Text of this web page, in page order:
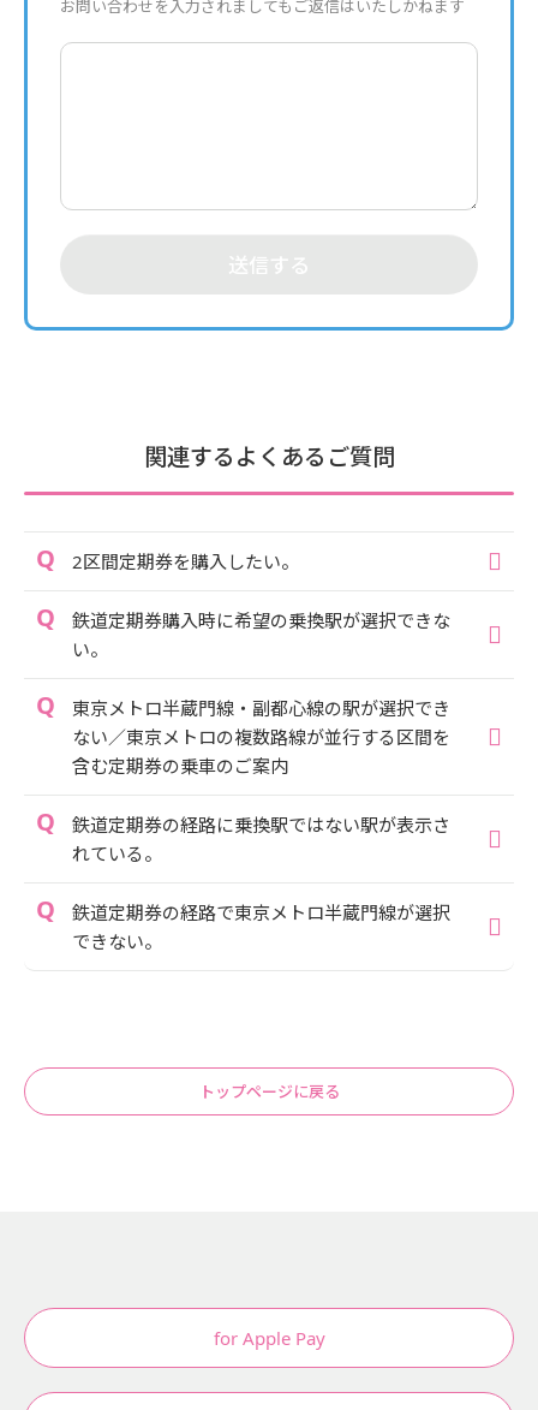
お問い合わせを入力されましてもご返信はいたしかねます
送信する
関連するよくあるご質問
2区間定期券を購入したい。
鉄道定期券購入時に希望の乗換駅が選択できな
い。
東京メトロ半蔵門線・副都心線の駅が選択でき
ない／東京メトロの複数路線が並行する区間を
含む定期券の乗車のご案内
鉄道定期券の経路に乗換駅ではない駅が表示さ
れている。
鉄道定期券の経路で東京メトロ半蔵門線が選択
できない。
トップページに戻る
for Apple Pay